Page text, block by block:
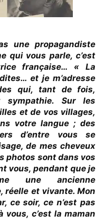
une propagandiste
qui vous parle, c’est
française… « La
et je m’adresse
qui, tant de fois,
sympathie. Sur les
et de vos villages,
votre langue ; des
d’entre vous se
de mes cheveux
photos sont dans vos
vous, pendant que je
une ancienne
réelle et vivante. Mon
ce soir, ce n’est pas
vous, c’est la maman